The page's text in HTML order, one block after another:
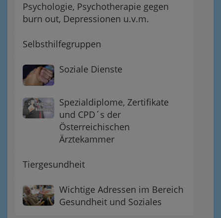
Psychologie, Psychotherapie gegen
burn out, Depressionen u.v.m.
Selbsthilfegruppen
Soziale Dienste
Spezialdiplome, Zertifikate
und CPD´s der
Österreichischen
Ärztekammer
Tiergesundheit
Wichtige Adressen im Bereich
Gesundheit und Soziales